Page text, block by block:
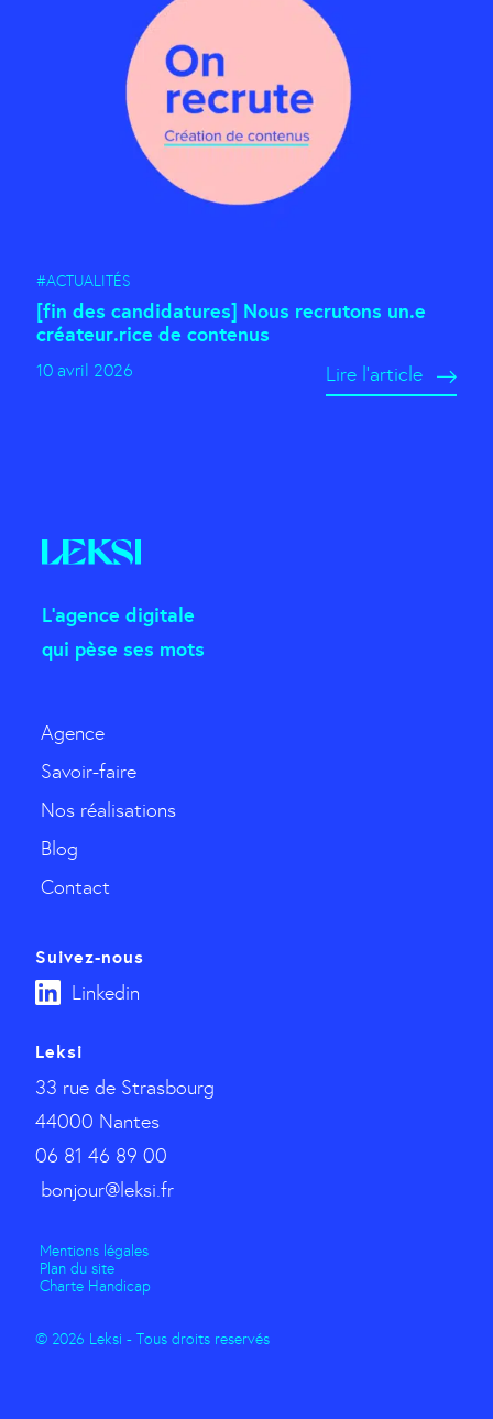
#ACTUALITÉS
[fin des candidatures] Nous recrutons un.e
créateur.rice de contenus
10 avril 2026 Lire l'article
L'agence digitale
qui pèse ses mots
Agence
Savoir-faire
Nos réalisations
Blog
Contact
Suivez-nous
Linkedin
Leksi
33 rue de Strasbourg
44000 Nantes
06 81 46 89 00
bonjour@leksi.fr
Mentions légales
Plan du site
Charte Handicap
© 2026 Leksi - Tous droits reservés